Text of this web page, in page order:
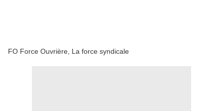
FO Force Ouvrière, La force syndicale